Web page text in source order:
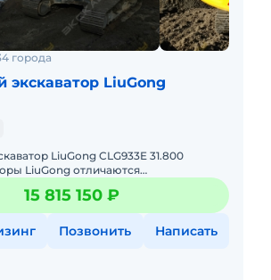
города
экскаватор LiuGong
LiuGong CLG933E 31.800
LiuGong отличаются
надежностью и долговечностью.
машины п
15 815 150 ₽
Позвонить Написать